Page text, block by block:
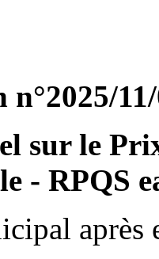
sur le
- RPQS
après